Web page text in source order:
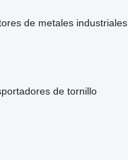
de metales industriales
de tornillo